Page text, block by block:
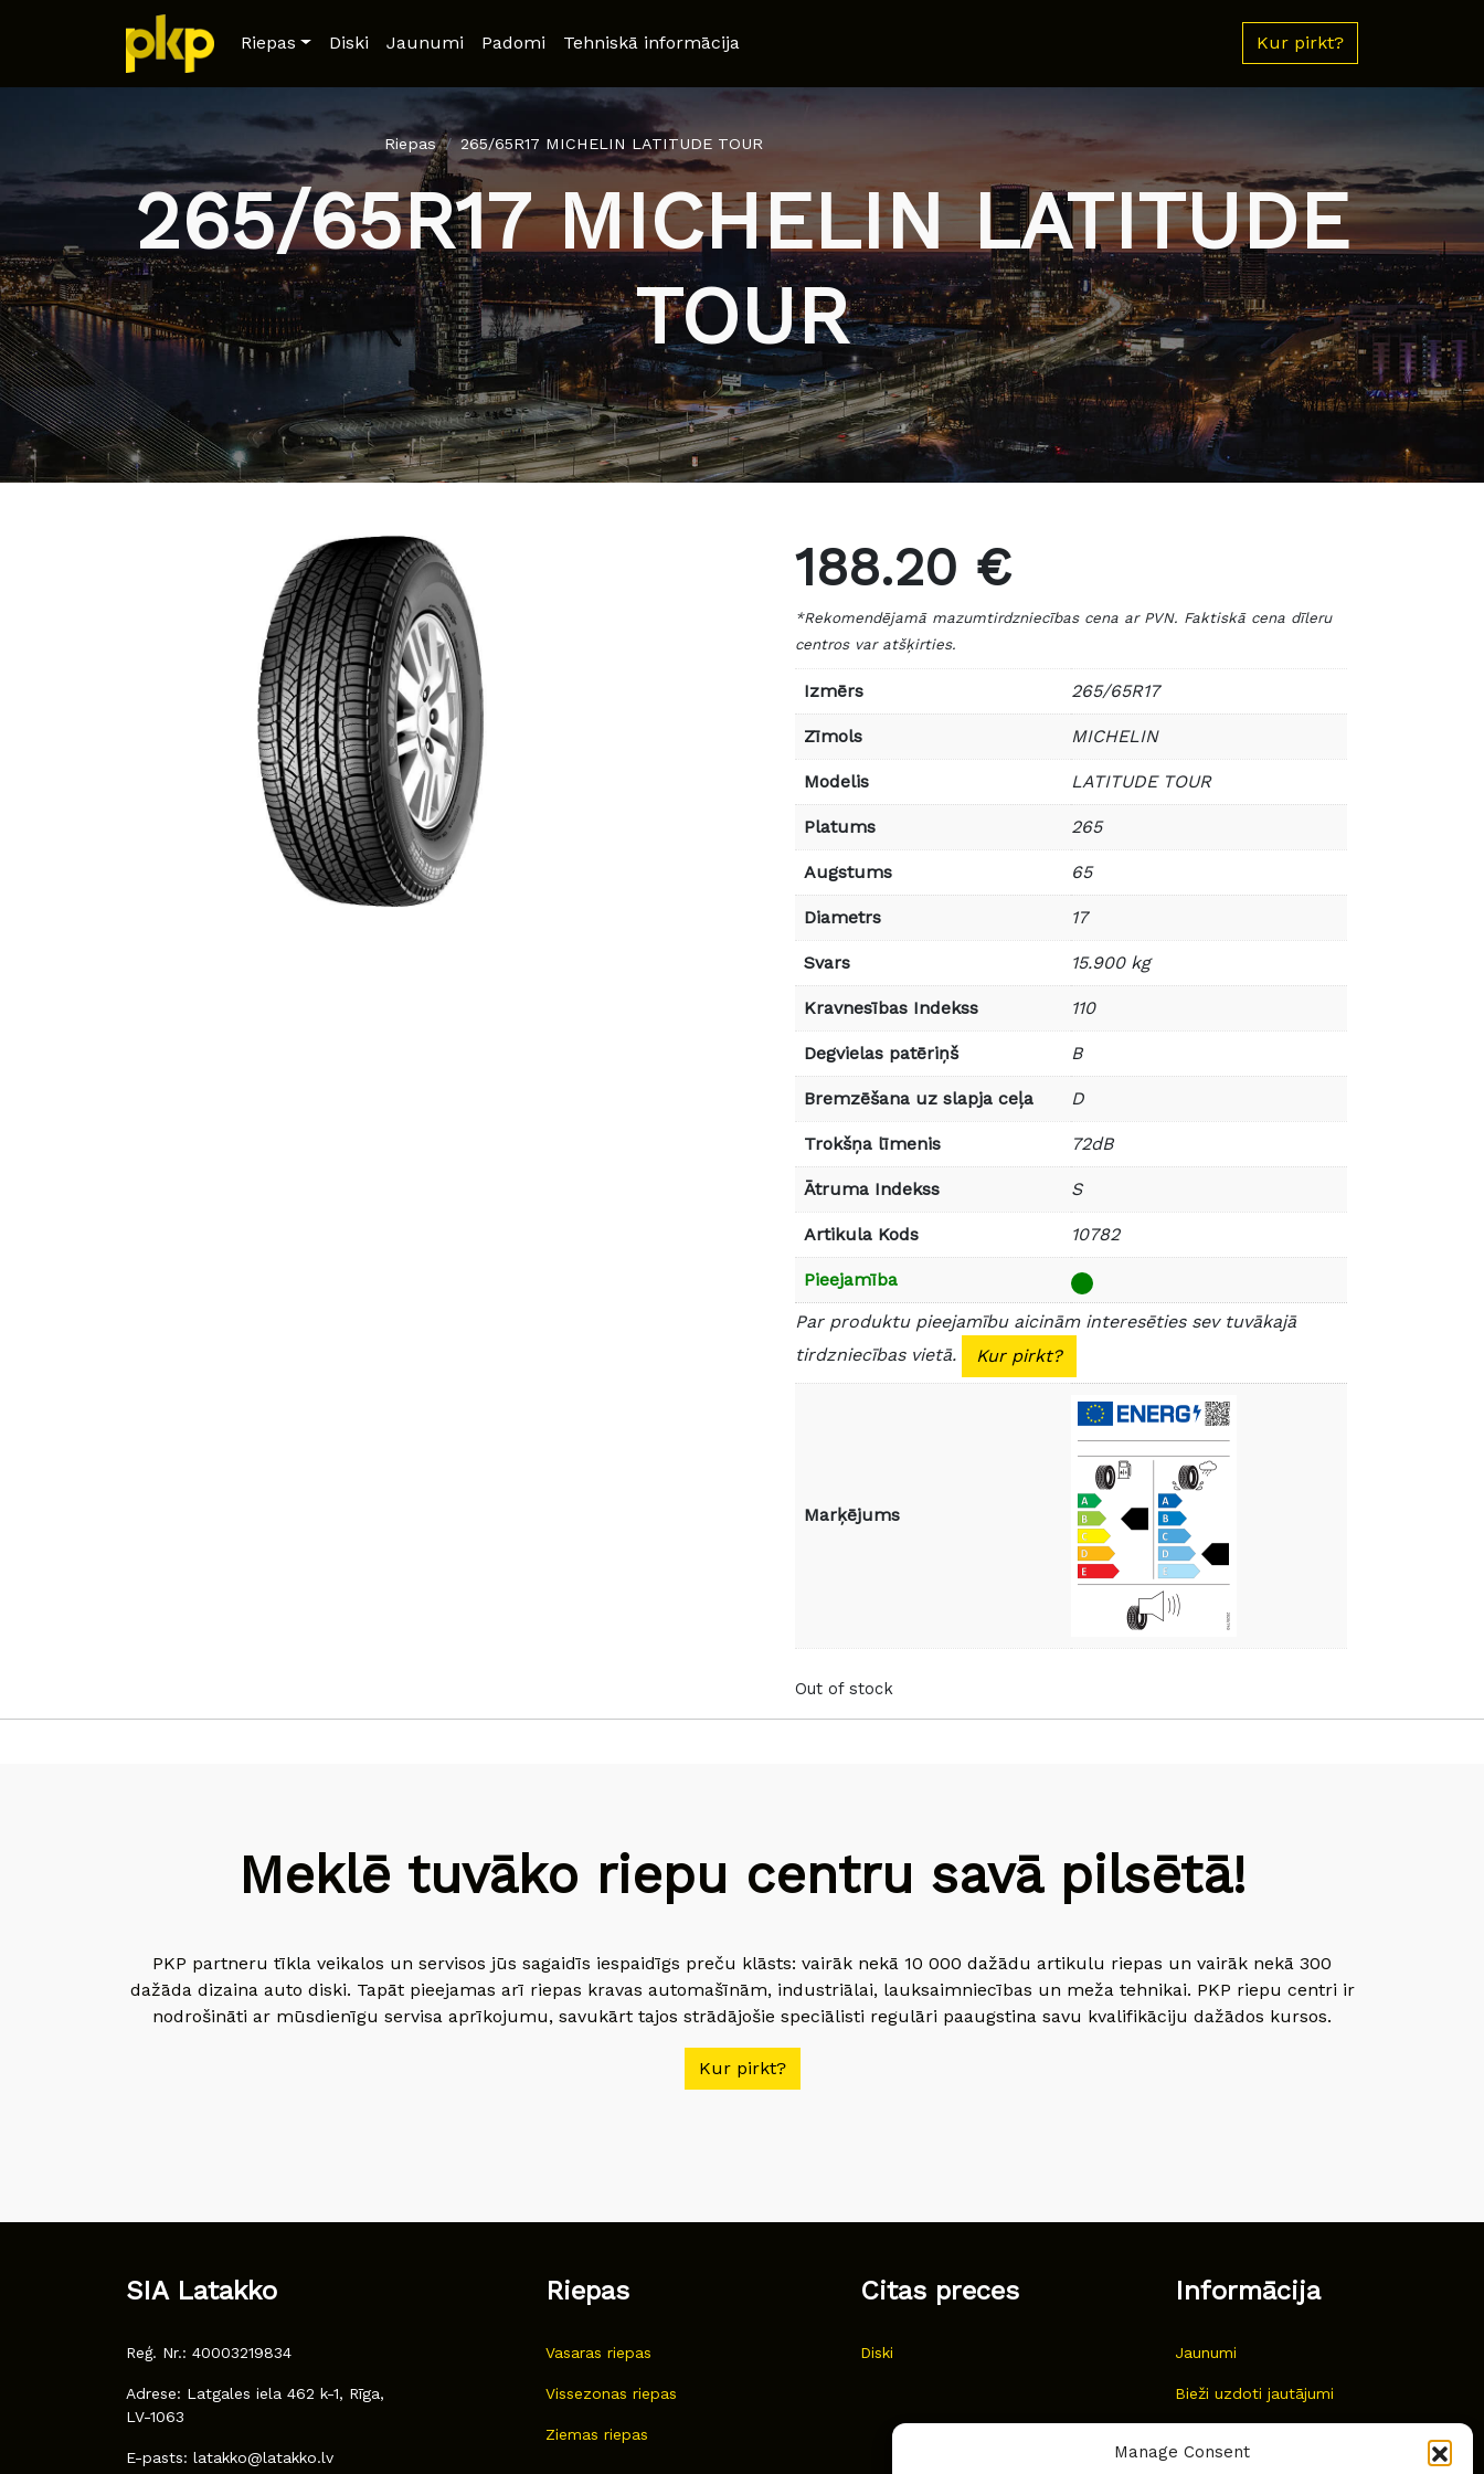
Manage Consent
Riepas Diski Jaunumi Padomi Tehniskā informācija Kur pirkt?
Riepas 265/65R17 MICHELIN LATITUDE TOUR
265/65R17 MICHELIN LATITUDE
TOUR
188.20 €
*Rekomendējamā mazumtirdzniecības cena ar PVN. Faktiskā cena dīleru
centros var atšķirties.
Izmērs 265/65R17
Zīmols MICHELIN
Modelis LATITUDE TOUR
Platums 265
Augstums 65
Diametrs 17
Svars 15.900 kg
Kravnesības Indekss 110
Degvielas patēriņš B
Bremzēšana uz slapja ceļa D
Trokšņa līmenis 72dB
Ātruma Indekss S
Artikula Kods 10782
Pieejamība
Par produktu pieejamību aicinām interesēties sev tuvākajā
tirdzniecības vietā.
Kur pirkt?
Marķējums
Out of stock
Meklē tuvāko riepu centru savā pilsētā!
PKP partneru tīkla veikalos un servisos jūs sagaidīs iespaidīgs preču klāsts: vairāk nekā 10 000 dažādu artikulu riepas un vairāk nekā 300
dažāda dizaina auto diski. Tapāt pieejamas arī riepas kravas automašīnām, industriālai, lauksaimniecības un meža tehnikai. PKP riepu centri ir
nodrošināti ar mūsdienīgu servisa aprīkojumu, savukārt tajos strādājošie speciālisti regulāri paaugstina savu kvalifikāciju dažādos kursos.
Kur pirkt?
SIA Latakko
Reģ. Nr.: 40003219834
Adrese: Latgales iela 462 k-1, Rīga,
LV-1063
E-pasts: latakko@latakko.lv
Riepas
Vasaras riepas
Vissezonas riepas
Ziemas riepas
Citas preces
Diski
Informācija
Jaunumi
Bieži uzdoti jautājumi